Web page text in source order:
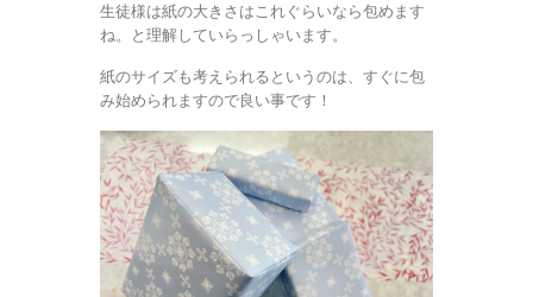
生徒様は紙の大きさはこれぐらいなら包めます
ね。と理解していらっしゃいます。
紙のサイズも考えられるというのは、すぐに包
み始められますので良い事です！